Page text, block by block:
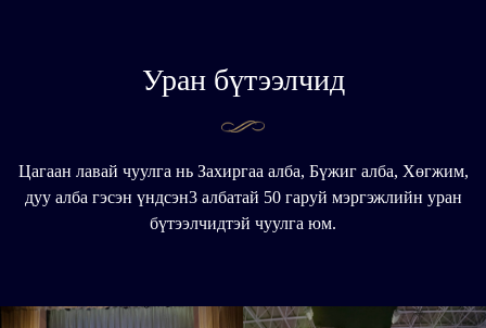
Уран бүтээлчид
Цагаан лавай чуулга нь Захиргаа алба, Бүжиг алба, Хөгжим,
дуу алба гэсэн үндсэн3 албатай 50 гаруй мэргэжлийн уран
бүтээлчидтэй чуулга юм.